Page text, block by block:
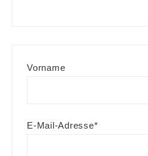
Vorname
E-Mail-Adresse*